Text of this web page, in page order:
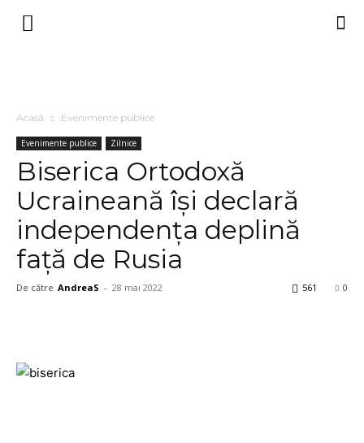
Acasă Evenimente publice
Evenimente publice Zilnice
Biserica Ortodoxă
Ucraineană își declară
independența deplină
față de Rusia
De către AndreaS - 28 mai 2022 0
561